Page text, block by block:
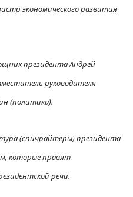
экономического развития
президента Андрей
руководителя
(политика).
(спичрайтеры) президента
которые правят
речи.